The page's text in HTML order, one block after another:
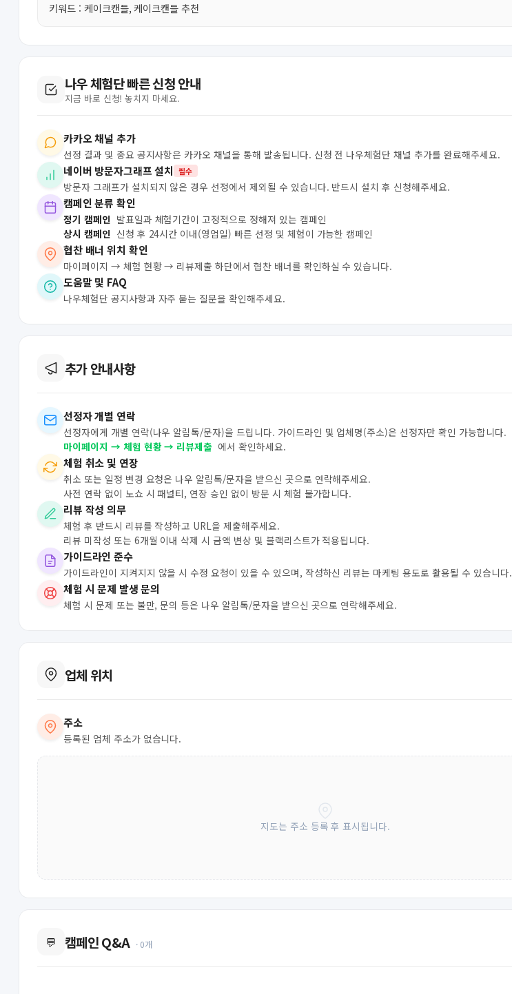
키워드 : 케이크캔들, 케이크캔들 추천
나우 체험단 빠른 신청 안내
지금 바로 신청! 놓치지 마세요.
카카오 채널 추가
선정 결과 및 중요 공지사항은 카카오 채널을 통해 발송됩니다. 신청 전 나우체험단 채널 추가를 완료해주세요.
네이버 방문자그래프 설치 필수
방문자 그래프가 설치되지 않은 경우 선정에서 제외될 수 있습니다. 반드시 설치 후 신청해주세요.
캠페인 분류 확인
정기 캠페인 발표일과 체험기간이 고정적으로 정해져 있는 캠페인
상시 캠페인 신청 후 24시간 이내(영업일) 빠른 선정 및 체험이 가능한 캠페인
협찬 배너 위치 확인
마이페이지 → 체험 현황 → 리뷰제출 하단에서 협찬 배너를 확인하실 수 있습니다.
도움말 및 FAQ
나우체험단 공지사항과 자주 묻는 질문을 확인해주세요.
추가 안내사항
선정자 개별 연락
선정자에게 개별 연락(나우 알림톡/문자)을 드립니다. 가이드라인 및 업체명(주소)은 선정자만 확인 가능합니다.
마이페이지 → 체험 현황 → 리뷰제출 에서 확인하세요.
체험 취소 및 연장
취소 또는 일정 변경 요청은 나우 알림톡/문자을 받으신 곳으로 연락해주세요.
사전 연락 없이 노쇼 시 패널티, 연장 승인 없이 방문 시 체험 불가합니다.
리뷰 작성 의무
체험 후 반드시 리뷰를 작성하고 URL을 제출해주세요.
리뷰 미작성 또는 6개월 이내 삭제 시 금액 변상 및 블랙리스트가 적용됩니다.
가이드라인 준수
가이드라인이 지켜지지 않을 시 수정 요청이 있을 수 있으며, 작성하신 리뷰는 마케팅 용도로 활용될 수 있습니다.
체험 시 문제 발생 문의
체험 시 문제 또는 불만, 문의 등은 나우 알림톡/문자을 받으신 곳으로 연락해주세요.
업체 위치
주소
등록된 업체 주소가 없습니다.
지도는 주소 등록 후 표시됩니다.
💬 캠페인 Q&A · 0개